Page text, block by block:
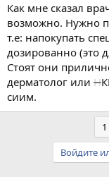
Как мне сказал
возможно. Нужно
т.е: напокупать
дозированно (это
Стоят они
дерматолог или Н
сиим.
Войдите